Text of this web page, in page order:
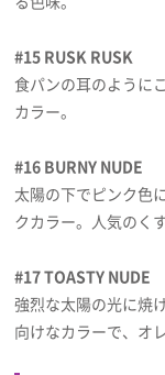
#15 RUSK RUSK
食パンの耳のように
カラー。
#16 BURNY NUDE
太陽の下でピンク色
クカラー。人気のく
#17 TOASTY NUDE
強烈な太陽の光に焼
向けなカラーで、オ